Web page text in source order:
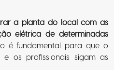
a planta do local com as
elétrica de determinadas
é fundamental para que o
os profissionais sigam as